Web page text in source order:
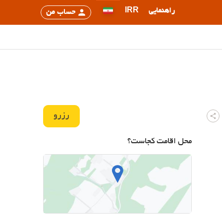
راهنمایی IRR حساب من
رزرو
محل اقامت کجاست؟